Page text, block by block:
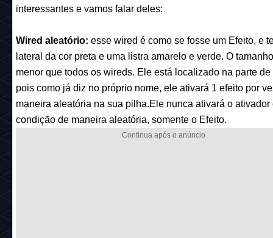
interessantes e vamos falar deles:
Wired aleatório: esse wired é como se fosse um Efeito, e
lateral da cor preta e uma listra amarelo e verde. O
menor que todos os wireds. Ele está localizado na parte de
pois como já diz no próprio nome, ele ativará 1 efeito por
maneira aleatória na sua pilha.Ele nunca ativará o ativador
condição de maneira aleatória, somente o Efeito.